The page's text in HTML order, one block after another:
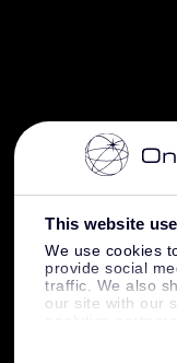
This website
We use cookies
provide social
traffic. We also
our site with our
information that